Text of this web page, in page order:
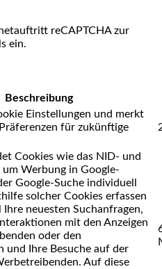
reCAPTCHA zur
ein.
Beschreibung
Einstellungen und merkt
für zukünftige
Cookies wie das NID- und
um Werbung in Google-
Google-Suche individuell
solcher Cookies erfassen
neuesten Suchanfragen,
mit den Anzeigen
oder den
und Ihre Besuche auf der
Auf diese